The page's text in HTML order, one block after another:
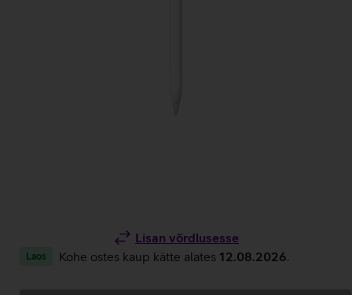
Lisan võrdlusesse
Laos Kohe ostes kaup kätte alates 12.08.2026